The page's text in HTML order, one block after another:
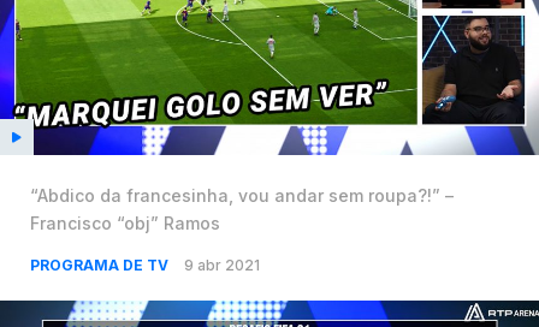
“Abdico da francesinha, vou andar sem roupa?!” –
Francisco “obj” Ramos
PROGRAMA DE TV 9 abr 2021